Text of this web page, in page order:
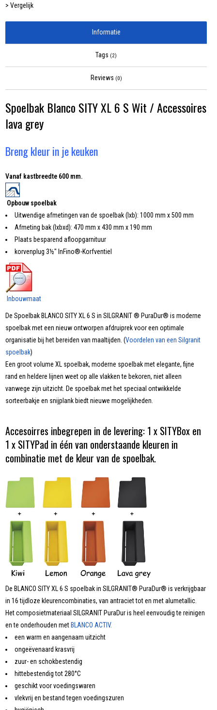
> Vergelijk
Informatie
Tags (2)
Reviews (0)
Spoelbak Blanco SITY XL 6 S Wit / Accessoires
lava grey
Breng kleur in je keuken
Vanaf kastbreedte 600 mm.
Opbouw spoelbak
Uitwendige afmetingen van de spoelbak (lxb): 1000 mm x 500 mm
Afmeting bak (lxbxd): 470 mm x 430 mm x 190 mm
Plaats besparend afloopgarnituur
korvenplug 3½" InFino®-Korfventiel
Inbouwmaat
De Spoelbak BLANCO SITY XL 6 S in SILGRANIT ® PuraDur® is moderne
spoelbak met een nieuw ontworpen afdruiprek voor een optimale
organisatie bij het bereiden van maaltijden. (Voordelen van een Silgranit
spoelbak)
Een groot volume XL spoelbak, moderne spoelbak met elegante, fijne
rand en heldere lijnen weet op alle vlakken te bekoren, niet alleen
vanwege zijn uitzicht. De spoelbak met het speciaal ontwikkelde
sorteerbakje en snijplank biedt nieuwe mogelijkheden.
Accesoirres inbegrepen in de levering: 1 x SITYBox en
1 x SITYPad in één van onderstaande kleuren in
combinatie met de kleur van de spoelbak.
De BLANCO SITY XL 6 S spoelbak in SILGRANIT® PuraDur® is verkrijgbaar
in 16 tijdloze kleurencombinaties, van antraciet tot en met alumetallic.
Het composietmateriaal SILGRANIT PuraDur is heel eenvoudig te reinigen
en te onderhouden metBLANCO ACTIV.
een warm en aangenaam uitzicht
ongeëvenaard krasvrij
zuur- en schokbestendig
hittebestendig tot 280°C
geschikt voor voedingswaren
vlekvrij en bestand tegen voedingszuren